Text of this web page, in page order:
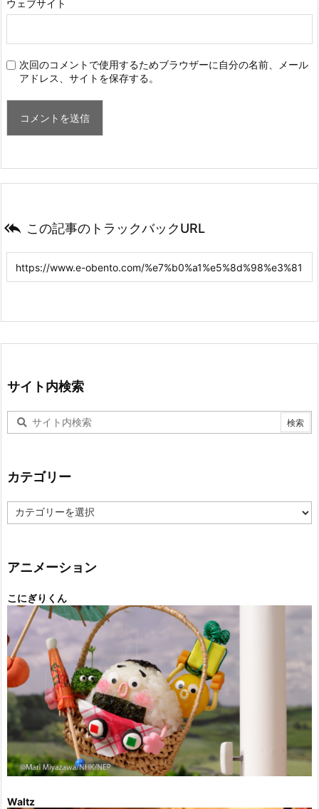
ウェブサイト
次回のコメントで使用するためブラウザーに自分の名前、メール
アドレス、サイトを保存する。
 この記事のトラックバックURL
サイト内検索
カテゴリー
テ
ー
アニメーション
こにぎりくん
Waltz